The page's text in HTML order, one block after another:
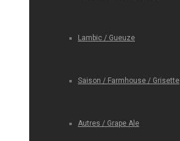
Lambic / Gueuze
Saison / Farmhouse / Grisette
Autres / Grape Ale